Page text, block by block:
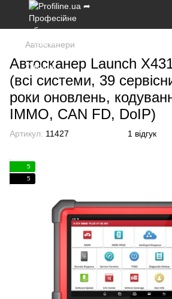
Автосканери
Автосканер Launch
(всі системи, 39
роки оновлень,
IMMO, CAN FD, DoIP)
Артикул: 11427 1 відгук
5
5